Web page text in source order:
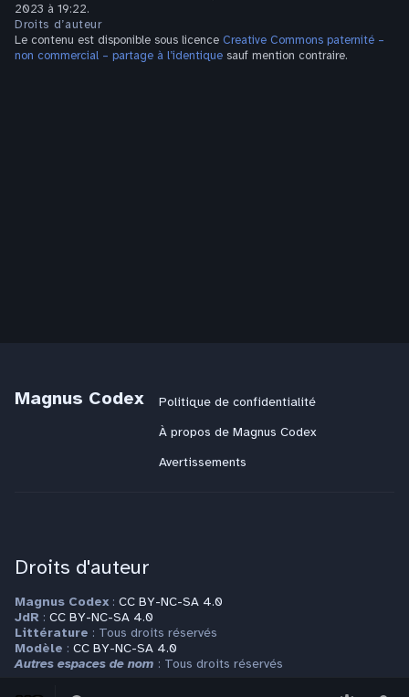
Basculer
2023 à 19:22.
Droits d’auteur
Le contenu est disponible sous licence Creative Commons paternité –
non commercial – partage à l’identique sauf mention contraire.
Magnus Codex
Politique de confidentialité
À propos de Magnus Codex
Avertissements
Droits d'auteur
Magnus Codex : CC BY-NC-SA 4.0
JdR : CC BY-NC-SA 4.0
Littérature : Tous droits réservés
Modèle : CC BY-NC-SA 4.0
Autres espaces de nom : Tous droits réservés
Plus d'informations sur la page